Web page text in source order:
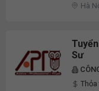
Hà
Sư